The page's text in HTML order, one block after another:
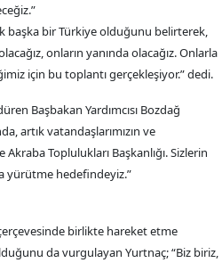
başka bir Türkiye olduğunu belirterek,
onların yanında olacağız. Onlarla
için bu toplantı gerçekleşiyor.” dedi.
Başbakan Yardımcısı Bozdağ
artık vatandaşlarımızın ve
Toplulukları Başkanlığı. Sizlerin
yürütme hedefindeyiz.”
birlikte hareket etme
da vurgulayan Yurtnaç; “Biz biriz,